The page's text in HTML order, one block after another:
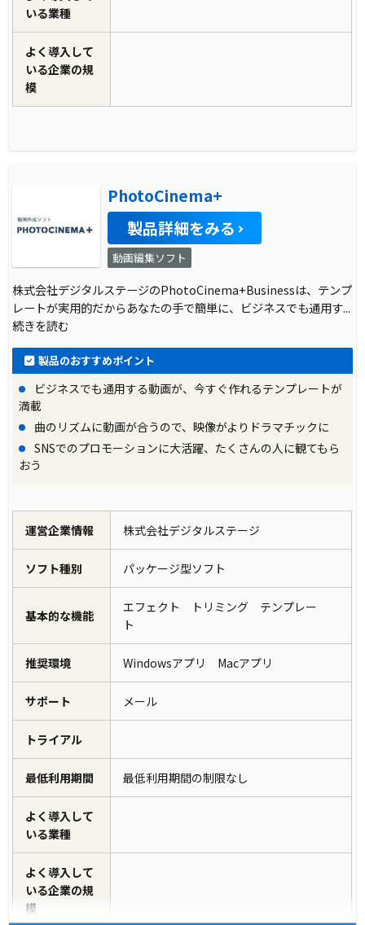
いる業種
よく導入して
いる企業の規
模
PhotoCinema+
製品詳細をみる
動画編集ソフト
株式会社デジタルステージのPhotoCinema+Businessは、テンプ
レートが実用的だからあなたの手で簡単に、ビジネスでも通用す...
続きを読む
製品のおすすめポイント
ビジネスでも通用する動画が、今すぐ作れるテンプレートが
満載
曲のリズムに動画が合うので、映像がよりドラマチックに
SNSでのプロモーションに大活躍、たくさんの人に観てもら
おう
運営企業情報 株式会社デジタルステージ
ソフト種別 パッケージ型ソフト
基本的な機能
エフェクト トリミング テンプレー
ト
推奨環境 Windowsアプリ Macアプリ
サポート メール
トライアル
最低利用期間 最低利用期間の制限なし
よく導入して
いる業種
よく導入して
いる企業の規
模